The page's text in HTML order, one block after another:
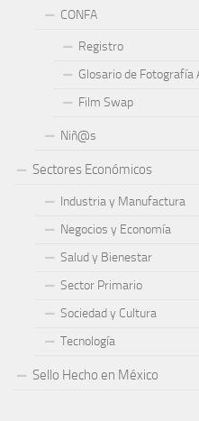
CONFA
Registro
Glosario de Fotografía
Film Swap
Niñ@s
Sectores Económicos
Industria y Manufactura
Negocios y Economía
Salud y Bienestar
Sector Primario
Sociedad y Cultura
Tecnología
Sello Hecho en México